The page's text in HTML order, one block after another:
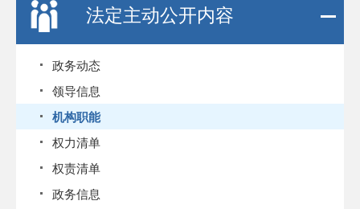
法定主动公开内容
政务动态
领导信息
机构职能
权力清单
权责清单
政务信息